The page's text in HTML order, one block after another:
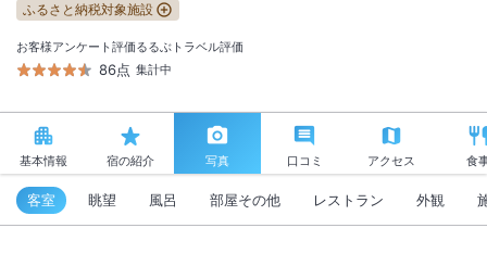
ふるさと納税対象施設
お客様アンケート評価
86点
るるぶトラベル評価
集計中
基本情報 宿の紹介 写真 口コミ アクセス 食
客室 眺望 風呂 部屋その他 レストラン 外観